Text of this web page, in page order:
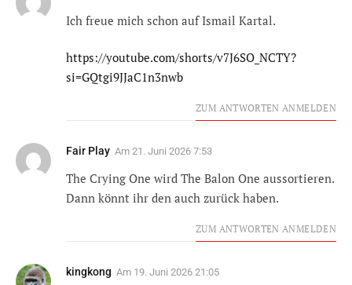
Ich freue mich schon auf Ismail Kartal.
https://youtube.com/shorts/v7J6SO_NCTY?
si=GQtgi9JJaC1n3nwb
ZUM ANTWORTEN ANMELDEN
Fair Play Am 21. Juni 2026 7:53
The Crying One wird The Balon One aussortieren.
Dann könnt ihr den auch zurück haben.
ZUM ANTWORTEN ANMELDEN
kingkong Am 19. Juni 2026 21:05